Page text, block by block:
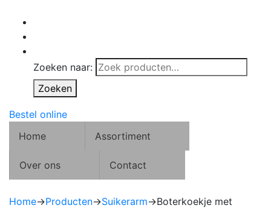
Zoeken naar:
Zoeken
Bestel online
Home
Assortiment
Over ons Contact
Home→Producten→Suikerarm→Boterkoekje met